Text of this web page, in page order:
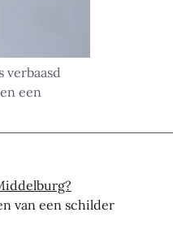
verbaasd
een
van een schilder